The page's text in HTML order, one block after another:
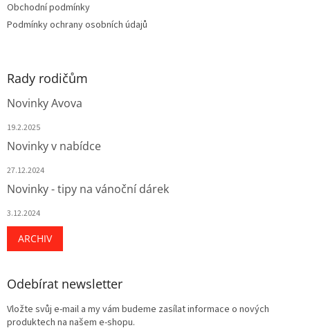
Obchodní podmínky
Podmínky ochrany osobních údajů
Rady rodičům
Novinky Avova
19.2.2025
Novinky v nabídce
27.12.2024
Novinky - tipy na vánoční dárek
3.12.2024
ARCHIV
Odebírat newsletter
Vložte svůj e-mail a my vám budeme zasílat informace o nových
produktech na našem e-shopu.